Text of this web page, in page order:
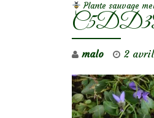
Plante sauvage
malo 2